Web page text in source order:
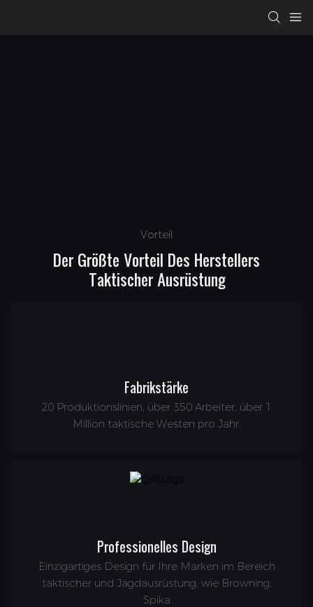
Vorteil
Der Größte Vorteil Des Herstellers
Taktischer Ausrüstung
Fabrikstärke
20 Produktionslinien, über 350 Arbeiter, über 1
Million taktische Westen pro Jahr.
Professionelles Design
Einzigartiges Design für Ihre Marken im Bereich
taktischer und Jagdausrüstung, wie Browning,
Spika